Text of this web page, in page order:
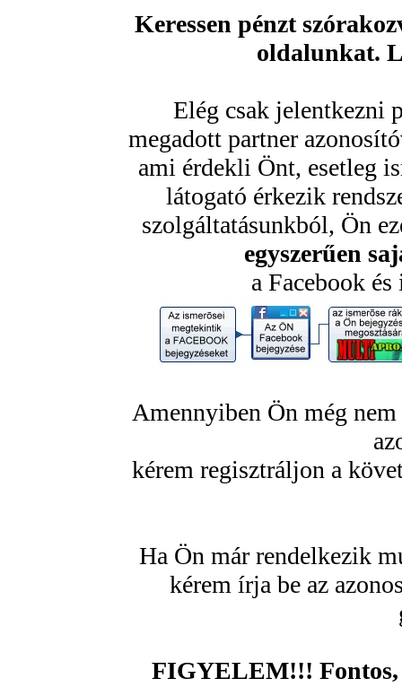
Keressen pénzt
oldalunkat.
Elég csak jelentkezni
megadott partner
ami érdekli Önt, esetleg
látogató érkezik
szolgáltatásunkból, Ön
egyszerűen
a Facebook
Amennyiben Ön még
kérem regisztráljon a
Ha Ön már rendelkezik
kérem írja be az
FIGYELEM!!!